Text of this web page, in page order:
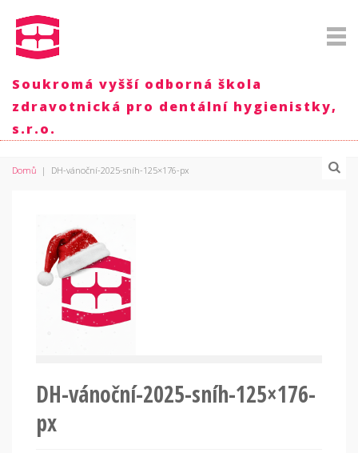
Soukromá vyšší odborná škola
zdravotnická pro dentální hygienistky,
s.r.o.
Domů | DH-vánoční-2025-sníh-125×176-px
DH-vánoční-2025-sníh-125×176-
px